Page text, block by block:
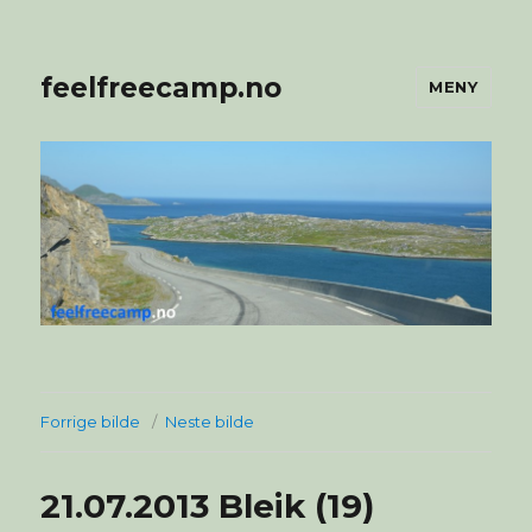
feelfreecamp.no MENY
Forrige bilde Neste bilde
21.07.2013 Bleik (19)